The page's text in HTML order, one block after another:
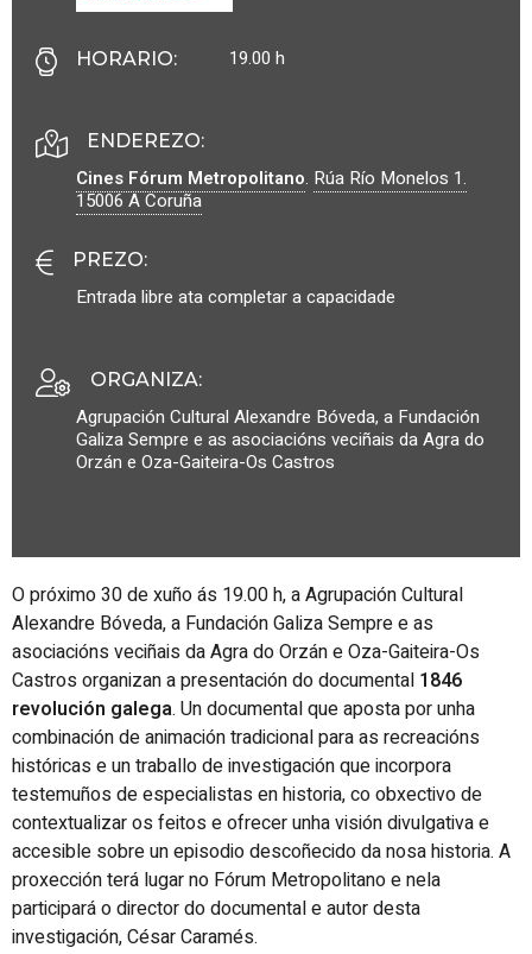
HORARIO: 19.00 h
ENDEREZO:
Cines Fórum Metropolitano. Rúa Río Monelos 1.
15006A Coruña
PREZO:
Entrada libre ata completar a capacidade
ORGANIZA:
Agrupación Cultural Alexandre Bóveda, a Fundación
Galiza Sempre e as asociacións veciñais daAgra do
Orzán e Oza-Gaiteira-Os Castros
O próximo 30 de xuño ás 19.00 h, a Agrupación Cultural
Alexandre Bóveda, a Fundación Galiza Sempree as
asociacións veciñais daAgra do OrzáneOza-Gaiteira-Os
Castros organizan a presentación do documental 1846
revolución galega. Un documental que aposta por unha
combinación de animación tradicional para as recreacións
históricas e un traballo de investigación que incorpora
testemuños de especialistas en historia, co obxectivo de
contextualizar os feitos e ofrecer unha visión divulgativa e
accesible sobre un episodio descoñecido da nosa historia. A
proxección terá lugar no Fórum Metropolitano e nela
participará o director do documental e autor desta
investigación, César Caramés.